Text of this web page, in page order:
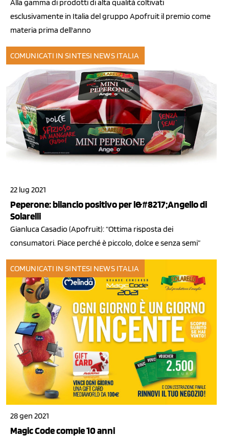
Alla gamma di prodotti di alta qualità coltivati
esclusivamente in Italia del gruppo Apofruit il premio come
materia prima dell'anno
COMUNICATI IN SINTESI NEWS ITALIA
22 lug 2021
Peperone: bilancio positivo per l&#8217;Angello di
Solarelli
Gianluca Casadio (Apofruit): “Ottima risposta dei
consumatori. Piace perché è piccolo, dolce e senza semi”
COMUNICATI IN SINTESI NEWS ITALIA
28 gen 2021
Magic Code compie 10 anni